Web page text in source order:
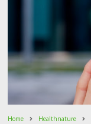
Home Healthnature